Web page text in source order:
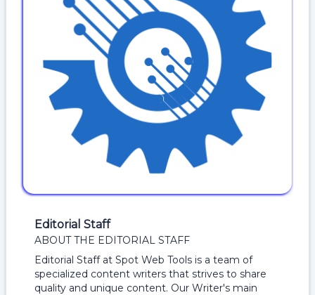
Editorial Staff
ABOUT THE EDITORIAL STAFF
Editorial Staff at Spot Web Tools is a team of
specialized content writers that strives to share
quality and unique content. Our Writer's main